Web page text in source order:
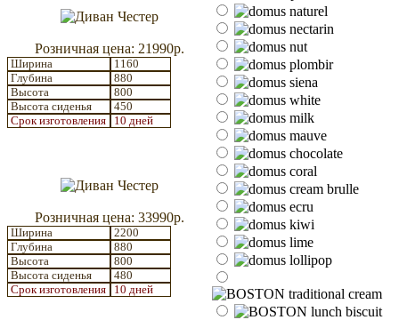
Розничная цена: 21990р.
Ширина
1160
Глубина
880
Высота
800
Высота сиденья
450
Срок изготовления
10 дней
Розничная цена: 33990р.
Ширина
2200
Глубина
880
Высота
800
Высота сиденья
480
Срок изготовления
10 дней